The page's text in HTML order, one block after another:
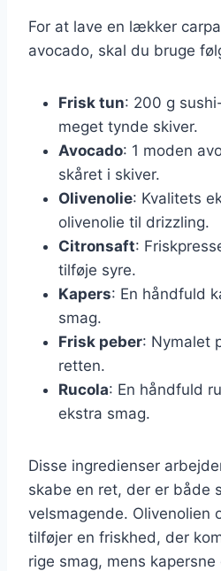
For at lave en lækker
avocado, skal du bruge
Frisk tun: 200 g
meget tynde skiver.
Avocado: 1 moden
skåret i skiver.
Olivenolie: Kvalitets
olivenolie til drizzling.
Citronsaft:
tilføje syre.
Kapers: En håndfuld
smag.
Frisk peber: Nymalet
retten.
Rucola: En håndfuld
ekstra smag.
Disse ingredienser
skabe en ret, der er både
velsmagende. Olivenolien
tilføjer en friskhed, der
rige smag, mens